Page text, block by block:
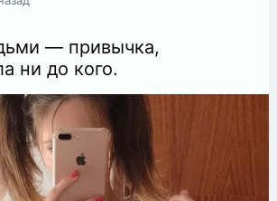
— привычка,
ни до кого.